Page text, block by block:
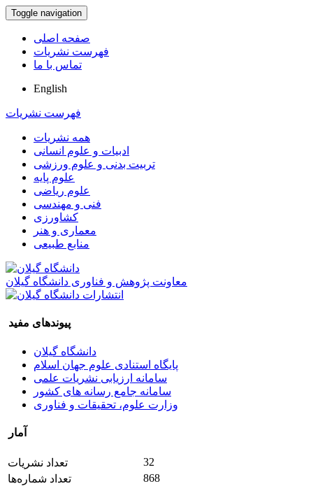
Toggle navigation
صفحه اصلی
فهرست نشریات
تماس با ما
English
فهرست نشریات
همه نشریات
ادبیات و علوم انسانی
تربیت بدنی و علوم ورزشی
علوم پایه
علوم ریاضی
فنی و مهندسی
کشاورزی
معماری و هنر
منابع طبیعی
معاونت پژوهش و فناوری دانشگاه گیلان
پیوندهای مفید
دانشگاه گیلان
پایگاه استنادی علوم جهان اسلام
سامانه ارزیابی نشریات علمی
سامانه جامع رسانه های کشور
وزارت علوم، تحقیقات و فناوری
آمار
تعداد نشریات
32
تعداد شماره‌ها
868